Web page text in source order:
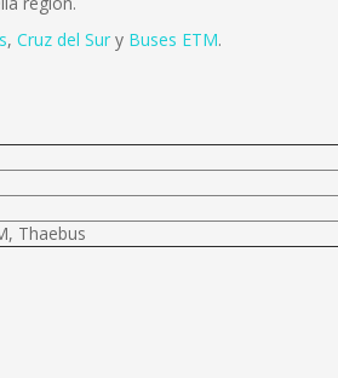
, Cruz del Sur y Buses ETM.
Thaebus